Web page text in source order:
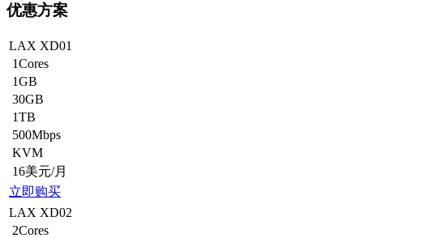
优惠方案
LAX XD01
1Cores
1GB
30GB
1TB
500Mbps
KVM
16美元/月
立即购买
LAX XD02
2Cores